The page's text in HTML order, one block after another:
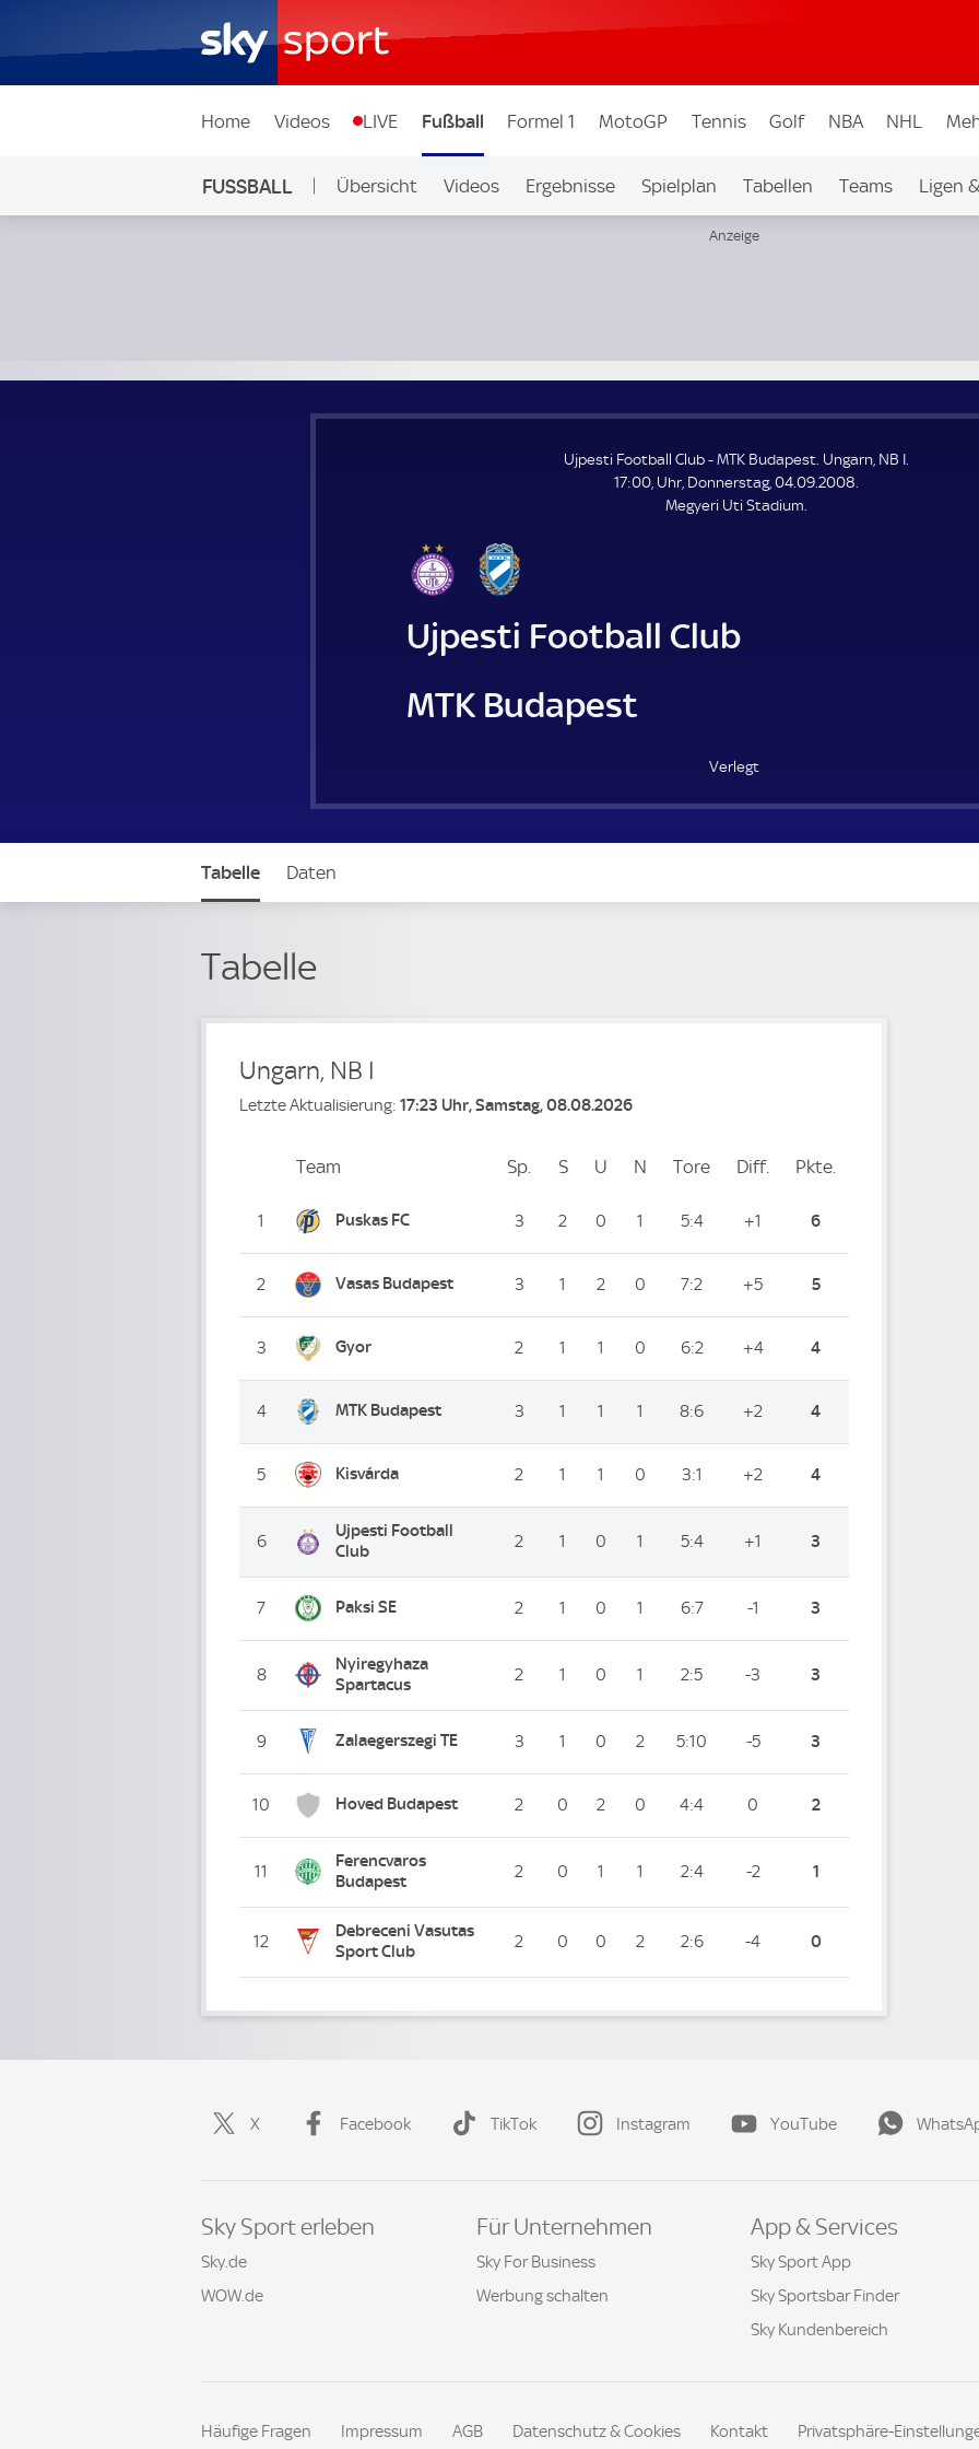
Home Videos LIVE Fußball Formel 1 MotoGP Tennis Golf NBA NHL
FUSSBALL Übersicht Videos Ergebnisse Spielplan Tabellen Teams Ligen
Ujpesti Football Club - MTK Budapest. Ungarn, NB I.
17:00, Uhr, Donnerstag, 04.09.2008.
Megyeri Uti Stadium.
Ujpesti Football Club
MTK Budapest
Verlegt
Tabelle Daten
Tabelle
Ungarn, NB I
Letzte Aktualisierung: 17:23 Uhr, Samstag, 08.08.2026
PlatzTeam Sp. Spiele
SSiege
U Unentschieden
N Niederlagen
Tore ToreDiff. Differenz
Pkte.
1 Puskas FC 3 2 0 1 5:4 +1 6
2 Vasas Budapest 3 1 2 0 7:2 +5 5
3 Gyor 2 1 1 0 6:2 +4 4
4 MTK Budapest 3 1 1 1 8:6 +2 4
5 Kisvárda 2 1 1 0 3:1 +2 4
6
Ujpesti Football
Club
2 1 0 1 5:4 +1 3
7 Paksi SE 2 1 0 1 6:7 -1 3
8
Nyiregyhaza
Spartacus
2 1 0 1 2:5 -3 3
9 Zalaegerszegi TE 3 1 0 2 5:10 -5 3
10 Hoved Budapest 2 0 2 0 4:4 0 2
11
Ferencvaros
Budapest
2 0 1 1 2:4 -2 1
12
Debreceni Vasutas
Sport Club
2 0 0 2 2:6 -4 0
X Facebook TikTok Instagram YouTube
Sky Sport erleben
Sky.de
WOW.de
Für Unternehmen
Sky For Business
Werbung schalten
App & Services
Sky Sport App
Sky Sportsbar Finder
Sky Kundenbereich
Häufige Fragen Impressum AGB Datenschutz & Cookies Kontakt Privatsphäre-